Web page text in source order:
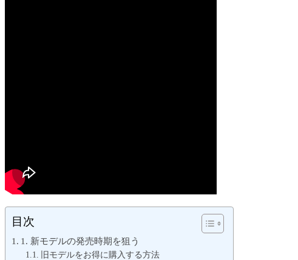
目次
1. 新モデルの発売時期を狙う
旧モデルをお得に購入する方法